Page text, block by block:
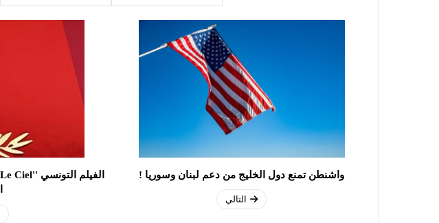
واشنطن تمنع دول الخليج من دعم لبنان وسوريا !
التالي